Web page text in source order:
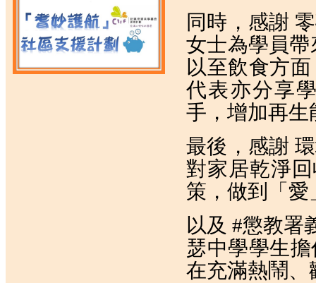
同時，感謝
女士為學員
以至飲食方
代表亦分享
手，增加再生
最後，感謝
對家居乾淨
策，做到「
以及#懲教署
瑟中學學生
在充滿熱鬧、